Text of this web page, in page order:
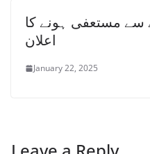
مستعفی ہونے کا
اعلان
January 22, 2025